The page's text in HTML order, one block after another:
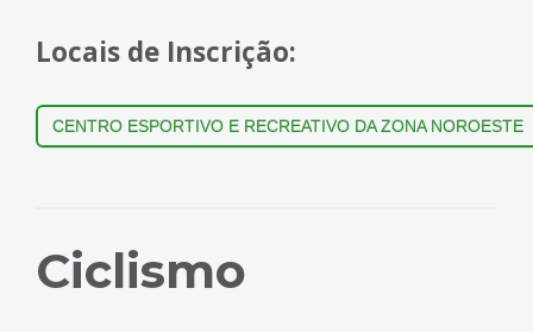
Locais de Inscrição:
CENTRO ESPORTIVO E RECREATIVO DA ZONA NOROESTE
Ciclismo